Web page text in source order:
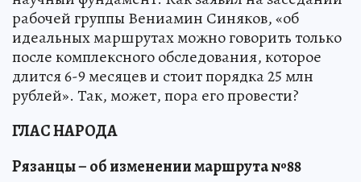
рабочей группы Вениамин Синяков, «об
идеальных маршрутах можно говорить только
после комплексного обследования, которое
длится 6-9 месяцев и стоит порядка 25 млн
рублей». Так, может, пора его провести?
ГЛАС НАРОДА
Рязанцы – об изменении маршрута №88